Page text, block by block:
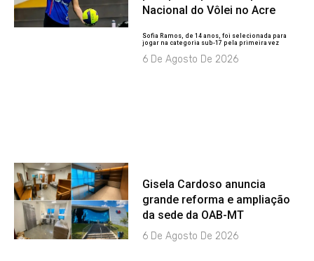
Nacional do Vôlei no Acre
Sofia Ramos, de 14 anos, foi selecionada para
jogar na categoria sub-17 pela primeira vez
6 De Agosto De 2026
Gisela Cardoso anuncia
grande reforma e ampliação
da sede da OAB-MT
6 De Agosto De 2026